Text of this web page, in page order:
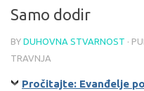
Samo dodir
BY DUHOVNA STVARNOST ·
TRAVNJA
Pročitajte: Evanđelje